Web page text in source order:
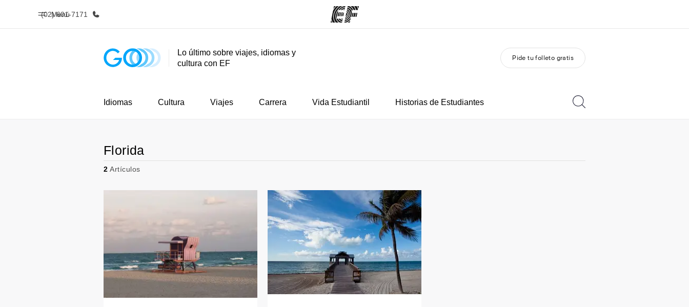
Menú
(02) 601-7171
Inicio Programas Trabajos
Lo último sobre viajes, idiomas y
cultura con EF
Pide tu folleto gratis
Idiomas Cultura Viajes Carrera Vida Estudiantil Historias de Estudiantes
Florida
2 Artículos